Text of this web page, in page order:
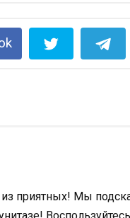
приятных! Мы